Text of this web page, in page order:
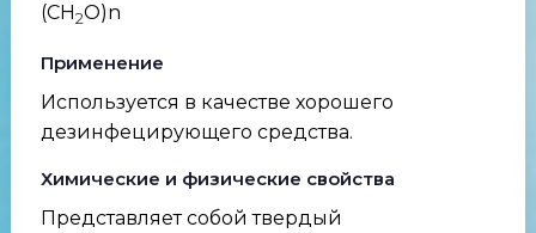
(CH2O)n
Применение
Используется в качестве хорошего
дезинфецирующего средства.
Химические и физические свойства
Представляет собой твердый